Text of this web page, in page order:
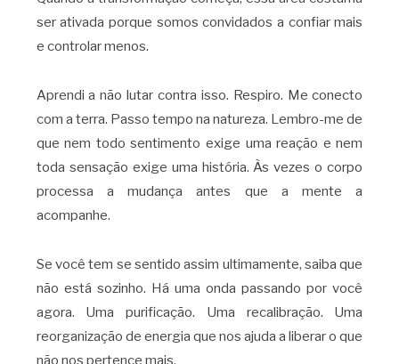
ser ativada porque somos convidados a confiar mais
e controlar menos.
Aprendi a não lutar contra isso. Respiro. Me conecto
com a terra. Passo tempo na natureza. Lembro-me de
que nem todo sentimento exige uma reação e nem
toda sensação exige uma história. Às vezes o corpo
processa a mudança antes que a mente a
acompanhe.
Se você tem se sentido assim ultimamente, saiba que
não está sozinho. Há uma onda passando por você
agora. Uma purificação. Uma recalibração. Uma
reorganização de energia que nos ajuda a liberar o que
não nos pertence mais.